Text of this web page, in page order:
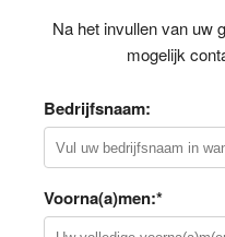
Na het invullen van uw
mogelijk
Bedrijfsnaam:
Voorna(a)men:*